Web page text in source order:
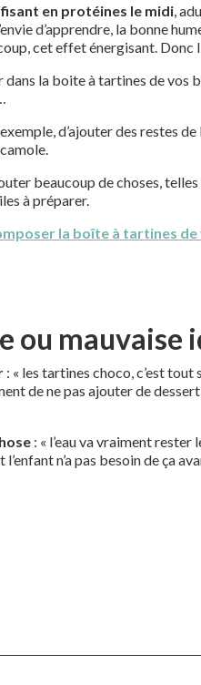
en protéines le midi,
d’apprendre, la bonne
cet effet énergisant. Donc
la boite à tartines de
d’ajouter des restes
beaucoup de choses,
à préparer.
la boîte à tartines
ou mauvaise
: « les tartines choco, c’est
de ne pas ajouter de
: « l’eau va vraiment rester
n’a pas besoin de ça